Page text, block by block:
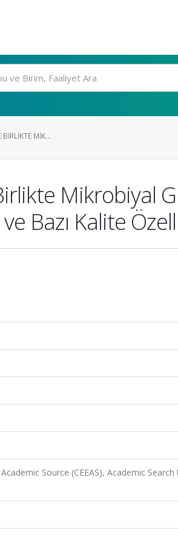
BIRLIKTE MIK...
Mikrobiyal
Bazı Kalite
Source (CEEAS), Academic